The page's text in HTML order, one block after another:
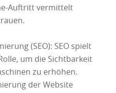
Auftritt vermittelt
(SEO): SEO spielt
um die Sichtbarkeit
zu erhöhen.
der Website